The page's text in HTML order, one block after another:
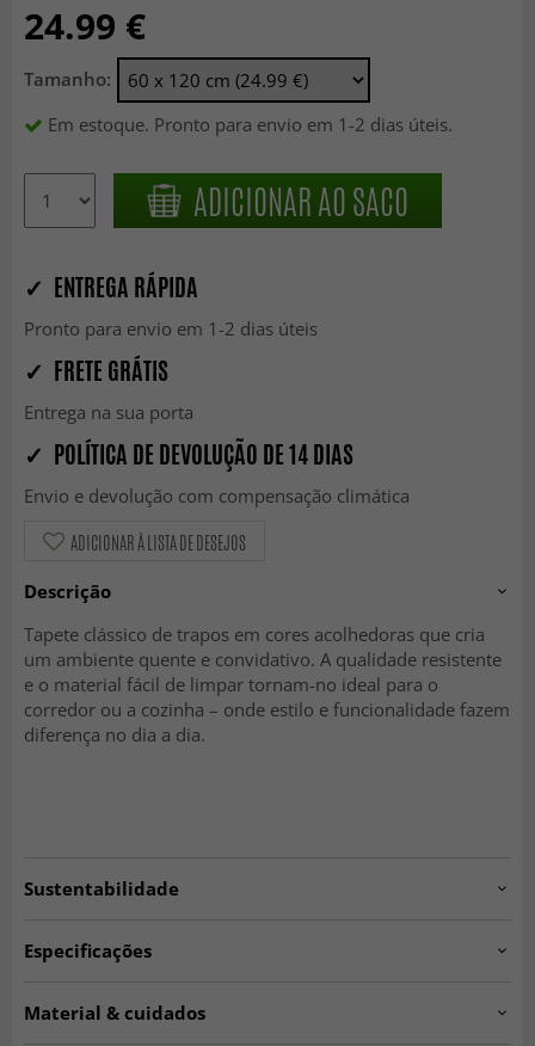
24.99 €
Tamanho:
Em estoque. Pronto para envio em 1-2 dias úteis.
ADICIONAR AO SACO
✓ ENTREGA RÁPIDA
Pronto para envio em 1-2 dias úteis
✓ FRETE GRÁTIS
Entrega na sua porta
✓ POLÍTICA DE DEVOLUÇÃO DE 14 DIAS
Envio e devolução com compensação climática
ADICIONAR À LISTA DE DESEJOS
Descrição
Tapete clássico de trapos em cores acolhedoras que cria
um ambiente quente e convidativo. A qualidade resistente
e o material fácil de limpar tornam-no ideal para o
corredor ou a cozinha – onde estilo e funcionalidade fazem
diferença no dia a dia.
Sustentabilidade
Especificações
Material & cuidados